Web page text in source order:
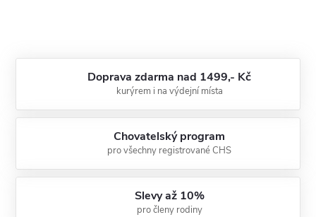
Doprava zdarma nad 1499,- Kč
kurýrem i na výdejní místa
Chovatelský program
pro všechny registrované CHS
Slevy až 10%
pro členy rodiny